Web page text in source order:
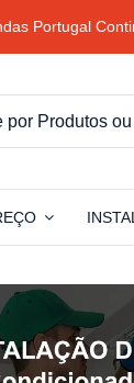
Portugal